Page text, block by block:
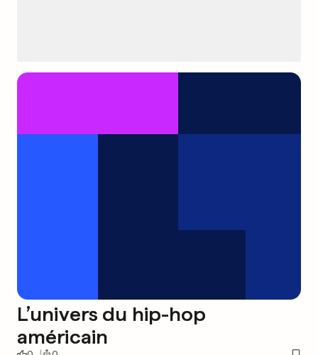
L’univers du hip-hop
américain